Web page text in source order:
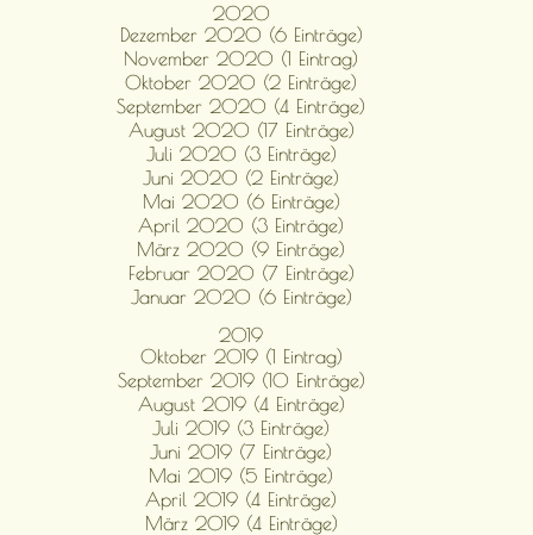
2020
Dezember 2020 (6 Einträge)
November 2020 (1 Eintrag)
Oktober 2020 (2 Einträge)
September 2020 (4 Einträge)
August 2020 (17 Einträge)
Juli 2020 (3 Einträge)
Juni 2020 (2 Einträge)
Mai 2020 (6 Einträge)
April 2020 (3 Einträge)
März 2020 (9 Einträge)
Februar 2020 (7 Einträge)
Januar 2020 (6 Einträge)
2019
Oktober 2019 (1 Eintrag)
September 2019 (10 Einträge)
August 2019 (4 Einträge)
Juli 2019 (3 Einträge)
Juni 2019 (7 Einträge)
Mai 2019 (5 Einträge)
April 2019 (4 Einträge)
März 2019 (4 Einträge)